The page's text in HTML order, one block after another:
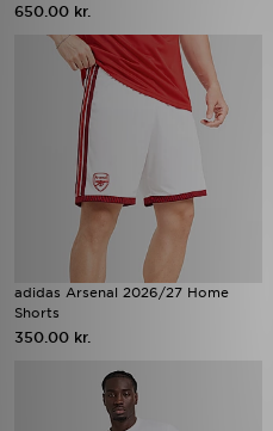
650.00 kr.
adidas Arsenal 2026/27 Home
Shorts
350.00 kr.